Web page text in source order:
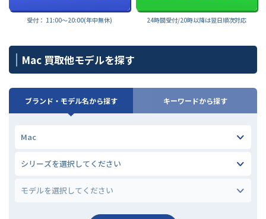
受付： 11:00〜20:00(年中無休) 24時間受付/20時以降は翌日順次対応
Mac 買取他モデルを探す
ブランド・モデル名から探す キーワードから探す